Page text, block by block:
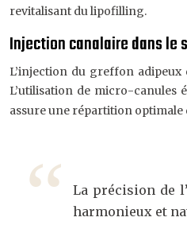
revitalisant du lipofilling.
Injection canalaire dans le
L’injection du greffon
L’utilisation de micro-canules
assure une répartition optimale
La précision de
harmonieux et